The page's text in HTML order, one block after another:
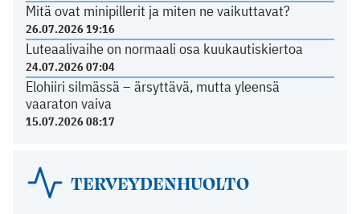
Mitä ovat minipillerit ja miten ne vaikuttavat?
26.07.2026 19:16
Luteaalivaihe on normaali osa kuukautiskiertoa
24.07.2026 07:04
Elohiiri silmässä – ärsyttävä, mutta yleensä
vaaraton vaiva
15.07.2026 08:17
TERVEYDENHUOLTO